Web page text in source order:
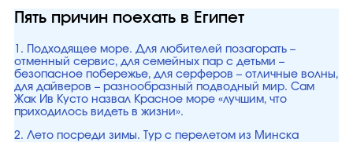
Пять причин поехать в Египет
1. Подходящее море. Для любителей позагорать –
отменный сервис, для семейных пар с детьми –
безопасное побережье, для серферов – отличные волны,
для дайверов – разнообразный подводный мир. Сам
Жак Ив Кусто назвал Красное море «лучшим, что
приходилось видеть в жизни».
2. Лето посреди зимы. Тур с перелетом из Минска